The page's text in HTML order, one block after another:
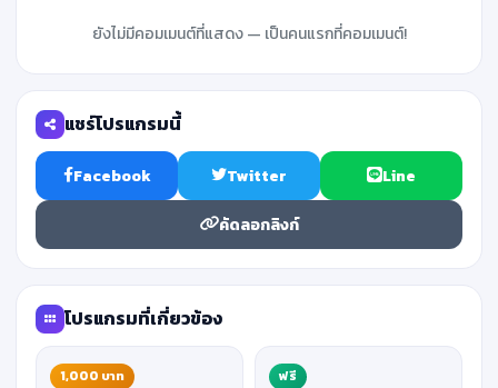
ยังไม่มีคอมเมนต์ที่แสดง — เป็นคนแรกที่คอมเมนต์!
แชร์โปรแกรมนี้
Facebook Twitter Line
คัดลอกลิงก์
โปรแกรมที่เกี่ยวข้อง
1,000 บาท ฟรี